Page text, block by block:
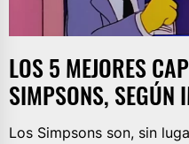
LOS 5 MEJORES
SIMPSONS, SEGÚN
Los Simpsons son, sin